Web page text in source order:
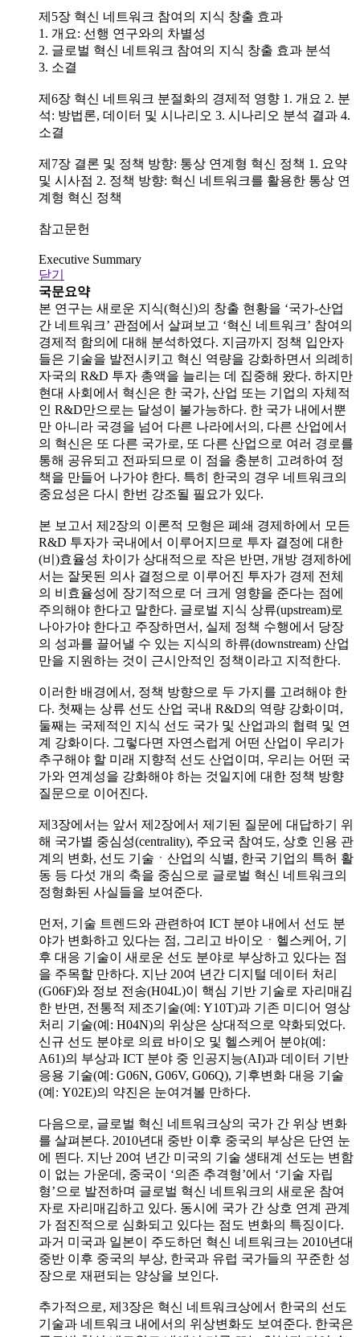
제5장 혁신 네트워크 참여의 지식 창출 효과
1. 개요: 선행 연구와의 차별성
2. 글로벌 혁신 네트워크 참여의 지식 창출 효과 분석
3. 소결
제6장 혁신 네트워크 분절화의 경제적 영향 1. 개요 2. 분
석: 방법론, 데이터 및 시나리오 3. 시나리오 분석 결과 4.
소결
제7장 결론 및 정책 방향: 통상 연계형 혁신 정책 1. 요약
및 시사점 2. 정책 방향: 혁신 네트워크를 활용한 통상 연
계형 혁신 정책
참고문헌
Executive Summary
닫기
국문요약
본 연구는 새로운 지식(혁신)의 창출 현황을 ‘국가-산업
간 네트워크’ 관점에서 살펴보고 ‘혁신 네트워크’ 참여의
경제적 함의에 대해 분석하였다. 지금까지 정책 입안자
들은 기술을 발전시키고 혁신 역량을 강화하면서 의례히
자국의 R&D 투자 총액을 늘리는 데 집중해 왔다. 하지만
현대 사회에서 혁신은 한 국가, 산업 또는 기업의 자체적
인 R&D만으로는 달성이 불가능하다. 한 국가 내에서뿐
만 아니라 국경을 넘어 다른 나라에서의, 다른 산업에서
의 혁신은 또 다른 국가로, 또 다른 산업으로 여러 경로를
통해 공유되고 전파되므로 이 점을 충분히 고려하여 정
책을 만들어 나가야 한다. 특히 한국의 경우 네트워크의
중요성은 다시 한번 강조될 필요가 있다.
본 보고서 제2장의 이론적 모형은 폐쇄 경제하에서 모든
R&D 투자가 국내에서 이루어지므로 투자 결정에 대한
(비)효율성 차이가 상대적으로 작은 반면, 개방 경제하에
서는 잘못된 의사 결정으로 이루어진 투자가 경제 전체
의 비효율성에 장기적으로 더 크게 영향을 준다는 점에
주의해야 한다고 말한다. 글로벌 지식 상류(upstream)로
나아가야 한다고 주장하면서, 실제 정책 수행에서 당장
의 성과를 끌어낼 수 있는 지식의 하류(downstream) 산업
만을 지원하는 것이 근시안적인 정책이라고 지적한다.
이러한 배경에서, 정책 방향으로 두 가지를 고려해야 한
다. 첫째는 상류 선도 산업 국내 R&D의 역량 강화이며,
둘째는 국제적인 지식 선도 국가 및 산업과의 협력 및 연
계 강화이다. 그렇다면 자연스럽게 어떤 산업이 우리가
추구해야 할 미래 지향적 선도 산업이며, 우리는 어떤 국
가와 연계성을 강화해야 하는 것일지에 대한 정책 방향
질문으로 이어진다.
제3장에서는 앞서 제2장에서 제기된 질문에 대답하기 위
해 국가별 중심성(centrality), 주요국 참여도, 상호 인용 관
계의 변화, 선도 기술ㆍ산업의 식별, 한국 기업의 특허 활
동 등 다섯 개의 축을 중심으로 글로벌 혁신 네트워크의
정형화된 사실들을 보여준다.
먼저, 기술 트렌드와 관련하여 ICT 분야 내에서 선도 분
야가 변화하고 있다는 점, 그리고 바이오ㆍ헬스케어, 기
후 대응 기술이 새로운 선도 분야로 부상하고 있다는 점
을 주목할 만하다. 지난 20여 년간 디지털 데이터 처리
(G06F)와 정보 전송(H04L)이 핵심 기반 기술로 자리매김
한 반면, 전통적 제조기술(예: Y10T)과 기존 미디어 영상
처리 기술(예: H04N)의 위상은 상대적으로 약화되었다.
신규 선도 분야로 의료 바이오 및 헬스케어 분야(예:
A61)의 부상과 ICT 분야 중 인공지능(AI)과 데이터 기반
응용 기술(예: G06N, G06V, G06Q), 기후변화 대응 기술
(예: Y02E)의 약진은 눈여겨볼 만하다.
다음으로, 글로벌 혁신 네트워크상의 국가 간 위상 변화
를 살펴본다. 2010년대 중반 이후 중국의 부상은 단연 눈
에 띈다. 지난 20여 년간 미국의 기술 생태계 선도는 변함
이 없는 가운데, 중국이 ‘의존 추격형’에서 ‘기술 자립
형’으로 발전하며 글로벌 혁신 네트워크의 새로운 참여
자로 자리매김하고 있다. 동시에 국가 간 상호 연계 관계
가 점진적으로 심화되고 있다는 점도 변화의 특징이다.
과거 미국과 일본이 주도하던 혁신 네트워크는 2010년대
중반 이후 중국의 부상, 한국과 유럽 국가들의 꾸준한 성
장으로 재편되는 양상을 보인다.
추가적으로, 제3장은 혁신 네트워크상에서 한국의 선도
기술과 네트워크 내에서의 위상변화도 보여준다. 한국은